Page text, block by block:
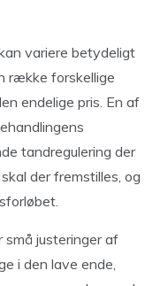
variere betydeligt
række forskellige
endelige pris. En af
tandregulering der
der fremstilles, og
små justeringer af
i den lave ende,